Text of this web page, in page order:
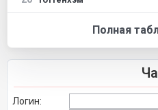
Полная
Логин: